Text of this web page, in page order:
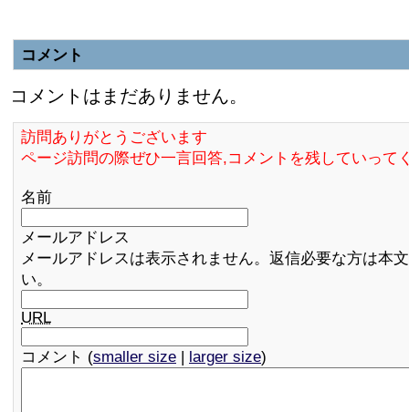
コメント
コメントはまだありません。
訪問ありがとうございます
ページ訪問の際ぜひ一言回答,コメントを残していって
名前
メールアドレス
メールアドレスは表示されません。返信必要な方は本
い。
URL
コメント (smaller size | larger size)